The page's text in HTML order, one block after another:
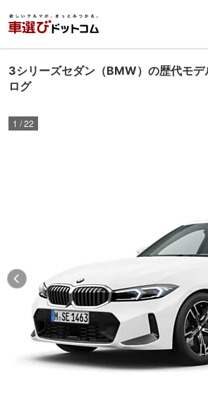
3シリーズセダン（BMW）の歴代モデ
ログ
1 /22